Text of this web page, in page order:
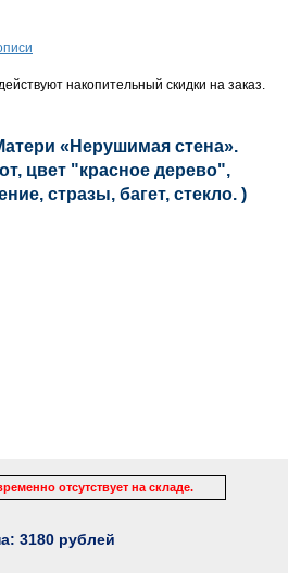
накопительный скидки на заказ.
«Нерушимая стена».
цвет "красное дерево",
стразы, багет, стекло. )
отсутствует на складе.
3180 рублей